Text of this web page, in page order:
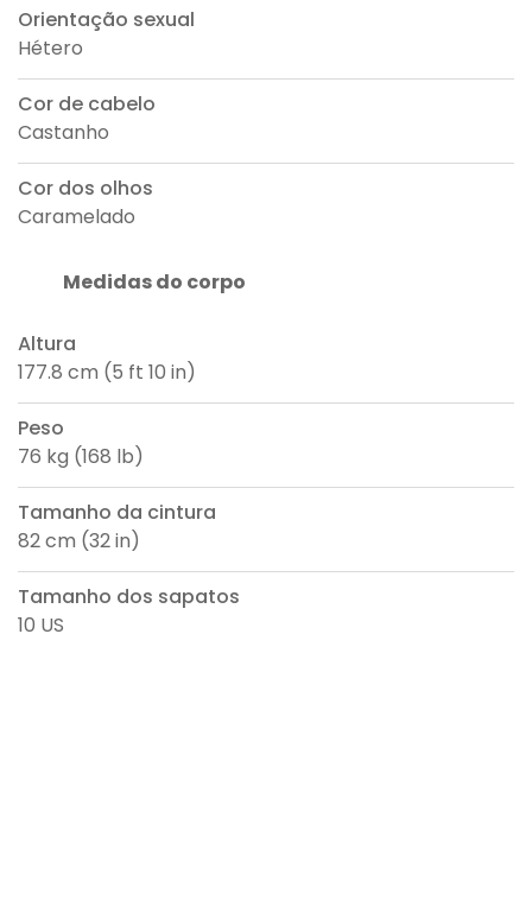
Orientação sexual
Hétero
Cor de cabelo
Castanho
Cor dos olhos
Caramelado
Medidas do corpo
Altura
177.8 cm (5 ft 10 in)
Peso
76 kg (168 lb)
Tamanho da cintura
82 cm (32 in)
Tamanho dos sapatos
10 US